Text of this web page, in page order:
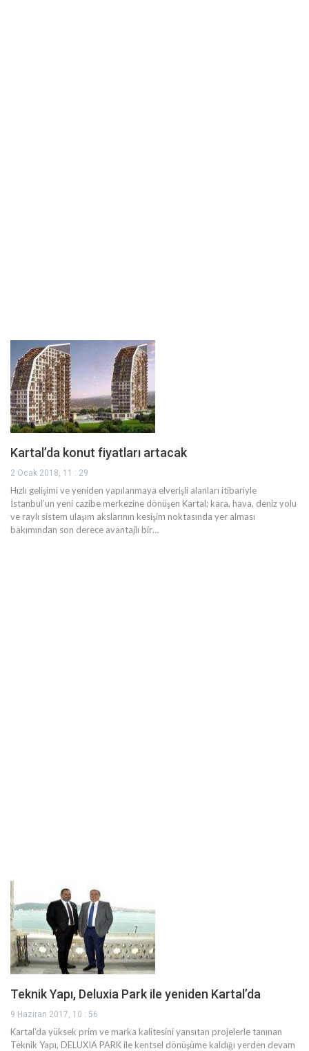
Kartal’da konut fiyatları artacak
2 Ocak 2018, 11 : 29
Hızlı gelişimi ve yeniden yapılanmaya elverişli alanları itibariyle
İstanbul’un yeni cazibe merkezine dönüşen Kartal; kara, hava, deniz yolu
ve raylı sistem ulaşım akslarının kesişim noktasında yer alması
bakımından son derece avantajlı bir…
Teknik Yapı, Deluxia Park ile yeniden Kartal’da
9 Haziran 2017, 10 : 56
Kartal’da yüksek prim ve marka kalitesini yansıtan projelerle tanınan
Teknik Yapı, DELUXIA PARK ile kentsel dönüşüme kaldığı yerden devam